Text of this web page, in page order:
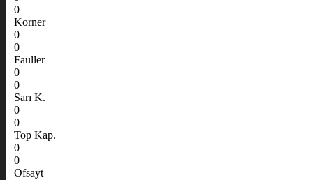
0
Korner
0
0
Fauller
0
0
Sarı K.
0
0
Top Kap.
0
0
Ofsayt